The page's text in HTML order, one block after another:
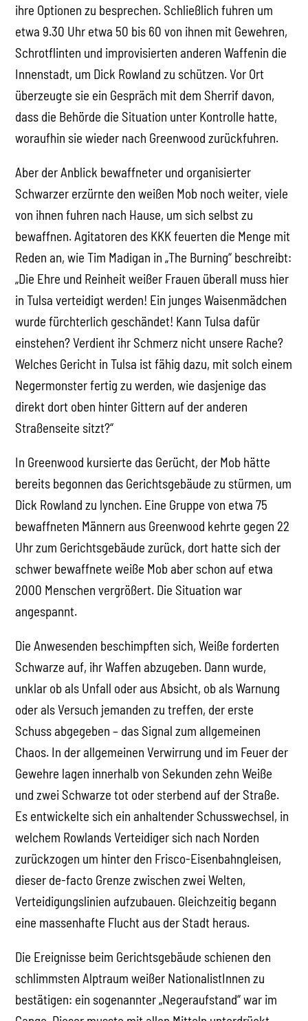
ihre Optionen zu besprechen. Schließlich fuhren um
etwa 9.30 Uhr etwa 50 bis 60 von ihnen mit Gewehren,
Schrotflinten und improvisierten anderen Waffenin die
Innenstadt, um Dick Rowland zu schützen. Vor Ort
überzeugte sie ein Gespräch mit dem Sherrif davon,
dass die Behörde die Situation unter Kontrolle hatte,
woraufhin sie wieder nach Greenwood zurückfuhren.
Aber der Anblick bewaffneter und organisierter
Schwarzer erzürnte den weißen Mob noch weiter, viele
von ihnen fuhren nach Hause, um sich selbst zu
bewaffnen. Agitatoren des KKK feuerten die Menge mit
Reden an, wie Tim Madigan in „The Burning“ beschreibt:
„Die Ehre und Reinheit weißer Frauen überall muss hier
in Tulsa verteidigt werden! Ein junges Waisenmädchen
wurde fürchterlich geschändet! Kann Tulsa dafür
einstehen? Verdient ihr Schmerz nicht unsere Rache?
Welches Gericht in Tulsa ist fähig dazu, mit solch einem
Negermonster fertig zu werden, wie dasjenige das
direkt dort oben hinter Gittern auf der anderen
Straßenseite sitzt?“
In Greenwood kursierte das Gerücht, der Mob hätte
bereits begonnen das Gerichtsgebäude zu stürmen, um
Dick Rowland zu lynchen. Eine Gruppe von etwa 75
bewaffneten Männern aus Greenwood kehrte gegen 22
Uhr zum Gerichtsgebäude zurück, dort hatte sich der
schwer bewaffnete weiße Mob aber schon auf etwa
2000 Menschen vergrößert. Die Situation war
angespannt.
Die Anwesenden beschimpften sich, Weiße forderten
Schwarze auf, ihr Waffen abzugeben. Dann wurde,
unklar ob als Unfall oder aus Absicht, ob als Warnung
oder als Versuch jemanden zu treffen, der erste
Schuss abgegeben – das Signal zum allgemeinen
Chaos. In der allgemeinen Verwirrung und im Feuer der
Gewehre lagen innerhalb von Sekunden zehn Weiße
und zwei Schwarze tot oder sterbend auf der Straße.
Es entwickelte sich ein anhaltender Schusswechsel, in
welchem Rowlands Verteidiger sich nach Norden
zurückzogen um hinter den Frisco-Eisenbahngleisen,
dieser de-facto Grenze zwischen zwei Welten,
Verteidigungslinien aufzubauen. Gleichzeitig begann
eine massenhafte Flucht aus der Stadt heraus.
Die Ereignisse beim Gerichtsgebäude schienen den
schlimmsten Alptraum weißer NationalistInnen zu
bestätigen: ein sogenannter „Negeraufstand“ war im